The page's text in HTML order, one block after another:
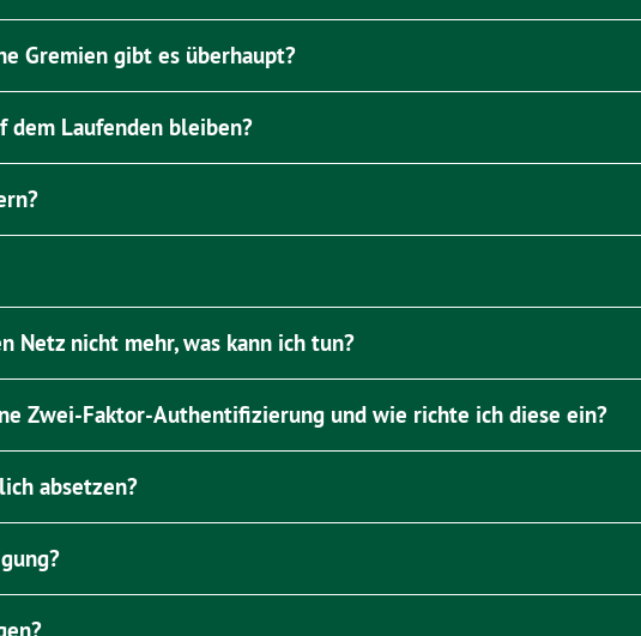
Gremien gibt es überhaupt?
dem Laufenden bleiben?
Netz nicht mehr, was kann ich tun?
Zwei-Faktor-Authentifizierung und wie richte ich diese ein?
absetzen?